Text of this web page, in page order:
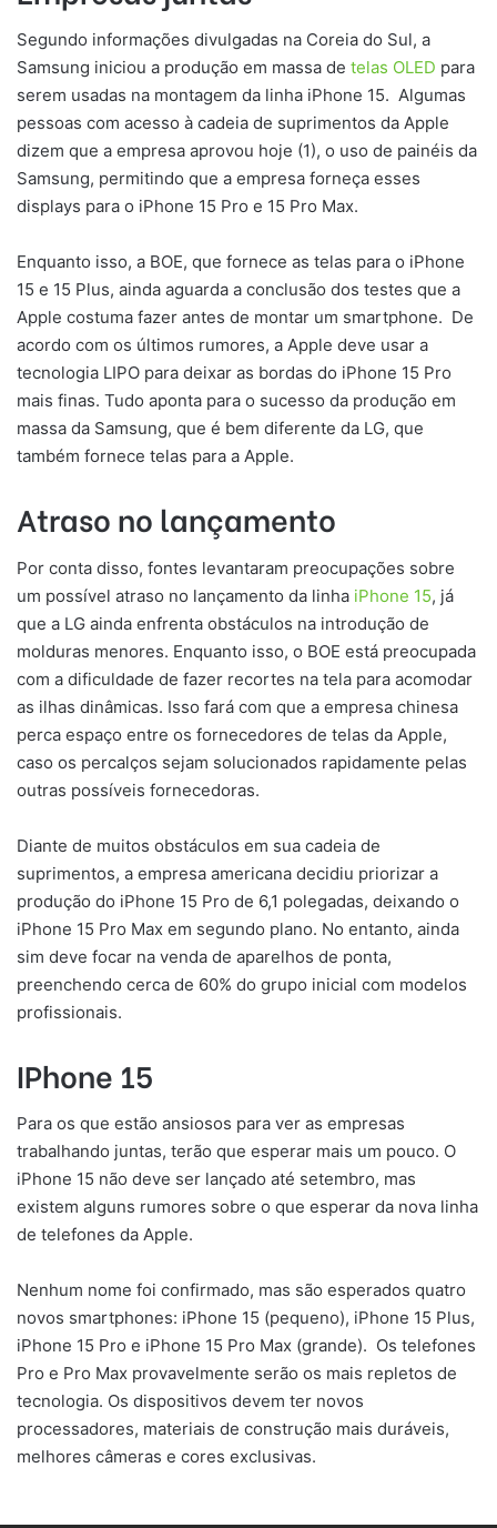
Segundo informações divulgadas na Coreia do Sul, a
Samsung iniciou a produção em massa de telas OLED para
serem usadas na montagem da linha iPhone 15. Algumas
pessoas com acesso à cadeia de suprimentos da Apple
dizem que a empresa aprovou hoje (1), o uso de painéis da
Samsung, permitindo que a empresa forneça esses
displays para o iPhone 15 Pro e 15 Pro Max.
Enquanto isso, a BOE, que fornece as telas para o iPhone
15 e 15 Plus, ainda aguarda a conclusão dos testes que a
Apple costuma fazer antes de montar um smartphone. De
acordo com os últimos rumores, a Apple deve usar a
tecnologia LIPO para deixar as bordas do iPhone 15 Pro
mais finas. Tudo aponta para o sucesso da produção em
massa da Samsung, que é bem diferente da LG, que
também fornece telas para a Apple.
Atraso no lançamento
Por conta disso, fontes levantaram preocupações sobre
um possível atraso no lançamento da linha iPhone 15, já
que a LG ainda enfrenta obstáculos na introdução de
molduras menores. Enquanto isso, o BOE está preocupada
com a dificuldade de fazer recortes na tela para acomodar
as ilhas dinâmicas. Isso fará com que a empresa chinesa
perca espaço entre os fornecedores de telas da Apple,
caso os percalços sejam solucionados rapidamente pelas
outras possíveis fornecedoras.
Diante de muitos obstáculos em sua cadeia de
suprimentos, a empresa americana decidiu priorizar a
produção do iPhone 15 Pro de 6,1 polegadas, deixando o
iPhone 15 Pro Max em segundo plano. No entanto, ainda
sim deve focar na venda de aparelhos de ponta,
preenchendo cerca de 60% do grupo inicial com modelos
profissionais.
IPhone 15
Para os que estão ansiosos para ver as empresas
trabalhando juntas, terão que esperar mais um pouco. O
iPhone 15 não deve ser lançado até setembro, mas
existem alguns rumores sobre o que esperar da nova linha
de telefones da Apple.
Nenhum nome foi confirmado, mas são esperados quatro
novos smartphones: iPhone 15 (pequeno), iPhone 15 Plus,
iPhone 15 Pro e iPhone 15 Pro Max (grande). Os telefones
Pro e Pro Max provavelmente serão os mais repletos de
tecnologia. Os dispositivos devem ter novos
processadores, materiais de construção mais duráveis,
melhores câmeras e cores exclusivas.